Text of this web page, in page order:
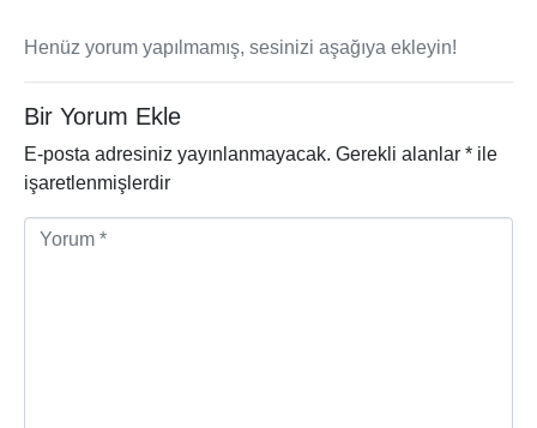
Henüz yorum yapılmamış, sesinizi aşağıya ekleyin!
Bir Yorum Ekle
E-posta adresiniz yayınlanmayacak. Gerekli alanlar * ile
işaretlenmişlerdir